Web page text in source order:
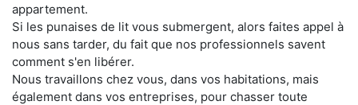
appartement.
Si les punaises de lit vous submergent, alors faites appel à
nous sans tarder, du fait que nos professionnels savent
comment s'en libérer.
Nous travaillons chez vous, dans vos habitations, mais
également dans vos entreprises, pour chasser toute